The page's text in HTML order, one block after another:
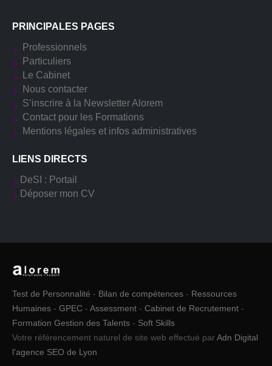
PRINCIPALES PAGES
Professionnels
Particuliers
Le Cabinet
Nous contacter
S’inscrire à la Newsletter Alorem
Contact pour les Formations
Mentions légales et infos administratives
LIENS DIRECTS
DeSI : Portail
Déposer mon CV
Test de Personnalité - Bilan de compétences - Ressources
Humaines - GPEC - Assessment - Cabinet de Recrutement -
Formation Gestion des Talents - Soft Skills
Votre référencement naturel de site web effectué parAdn Digital
l'agence SEO de Lyon